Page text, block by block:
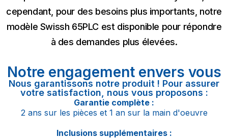
cependant, pour des besoins plus importants, notre
modèle Swissh 65PLC est disponible pour répondre
à des demandes plus élevées.
Notre engagement envers vous
Nous garantissons notre produit ! Pour assurer
votre satisfaction, nous vous proposons :
Garantie complète :
2 ans sur les pièces et 1 an sur la main d'oeuvre
Inclusions supplémentaires :